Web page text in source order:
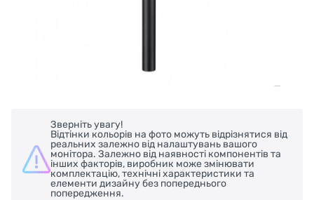
Зверніть увагу!
Відтінки кольорів на фото можуть відрізнятися від
реальних залежно від налаштувань вашого
монітора. Залежно від наявності компонентів та
інших факторів, виробник може змінювати
комплектацію, технічні характеристики та
елементи дизайну без попереднього
попередження.